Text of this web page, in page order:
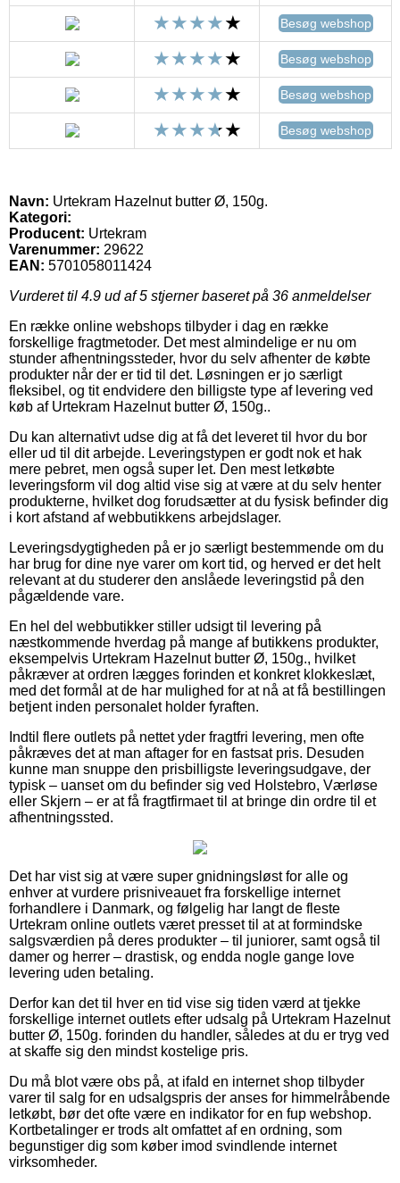
Besøg webshop
Besøg webshop
Besøg webshop
Besøg webshop
Navn: Urtekram Hazelnut butter Ø, 150g.
Kategori:
Producent: Urtekram
Varenummer: 29622
EAN: 5701058011424
Vurderet til 4.9 ud af 5 stjerner baseret på 36 anmeldelser
En række online webshops tilbyder i dag en række
forskellige fragtmetoder. Det mest almindelige er nu om
stunder afhentningssteder, hvor du selv afhenter de købte
produkter når der er tid til det. Løsningen er jo særligt
fleksibel, og tit endvidere den billigste type af levering ved
køb af Urtekram Hazelnut butter Ø, 150g..
Du kan alternativt udse dig at få det leveret til hvor du bor
eller ud til dit arbejde. Leveringstypen er godt nok et hak
mere pebret, men også super let. Den mest letkøbte
leveringsform vil dog altid vise sig at være at du selv henter
produkterne, hvilket dog forudsætter at du fysisk befinder dig
i kort afstand af webbutikkens arbejdslager.
Leveringsdygtigheden på er jo særligt bestemmende om du
har brug for dine nye varer om kort tid, og herved er det helt
relevant at du studerer den anslåede leveringstid på den
pågældende vare.
En hel del webbutikker stiller udsigt til levering på
næstkommende hverdag på mange af butikkens produkter,
eksempelvis Urtekram Hazelnut butter Ø, 150g., hvilket
påkræver at ordren lægges forinden et konkret klokkeslæt,
med det formål at de har mulighed for at nå at få bestillingen
betjent inden personalet holder fyraften.
Indtil flere outlets på nettet yder fragtfri levering, men ofte
påkræves det at man aftager for en fastsat pris. Desuden
kunne man snuppe den prisbilligste leveringsudgave, der
typisk – uanset om du befinder sig ved Holstebro, Værløse
eller Skjern – er at få fragtfirmaet til at bringe din ordre til et
afhentningssted.
Det har vist sig at være super gnidningsløst for alle og
enhver at vurdere prisniveauet fra forskellige internet
forhandlere i Danmark, og følgelig har langt de fleste
Urtekram online outlets været presset til at at formindske
salgsværdien på deres produkter – til juniorer, samt også til
damer og herrer – drastisk, og endda nogle gange love
levering uden betaling.
Derfor kan det til hver en tid vise sig tiden værd at tjekke
forskellige internet outlets efter udsalg på Urtekram Hazelnut
butter Ø, 150g. forinden du handler, således at du er tryg ved
at skaffe sig den mindst kostelige pris.
Du må blot være obs på, at ifald en internet shop tilbyder
varer til salg for en udsalgspris der anses for himmelråbende
letkøbt, bør det ofte være en indikator for en fup webshop.
Kortbetalinger er trods alt omfattet af en ordning, som
begunstiger dig som køber imod svindlende internet
virksomheder.